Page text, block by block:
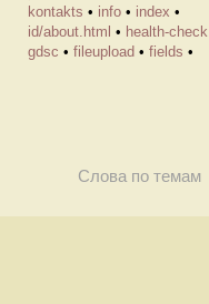
kontakts • info • index •
id/about.html • health-check
gdsc • fileupload • fields •
Слова по темам